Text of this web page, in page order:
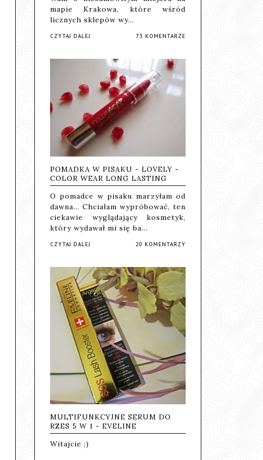
mapie Krakowa, które wśród
licznych sklepów wy…
CZYTAJ DALEJ 73 KOMENTARZE
POMADKA W PISAKU - LOVELY -
COLOR WEAR LONG LASTING
O pomadce w pisaku marzyłam od
dawna... Chciałam wypróbować, ten
ciekawie wyglądający kosmetyk,
który wydawał mi się ba…
CZYTAJ DALEJ 20 KOMENTARZY
MULTIFUNKCYJNE SERUM DO
RZES 5 W 1 - EVELINE
Witajcie ;)